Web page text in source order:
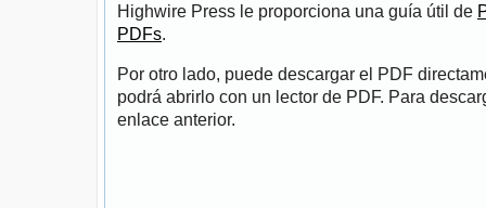
Highwire Press le proporciona una guía útil de
PDFs.
Por otro lado, puede descargar el PDF
podrá abrirlo con un lector de PDF. Para
enlace anterior.